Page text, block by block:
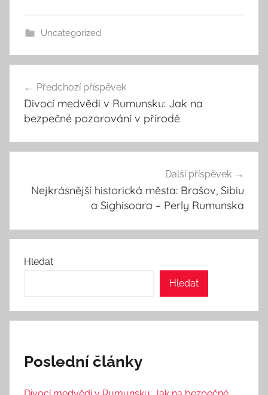
Uncategorized
pro
příspěvek
Předchozí příspěvek
Divocí medvědi v Rumunsku: Jak na
bezpečné pozorování v přírodě
Další příspěvek
Nejkrásnější historická města: Brašov, Sibiu
a Sighisoara – Perly Rumunska
Hledat
Hledat
Poslední články